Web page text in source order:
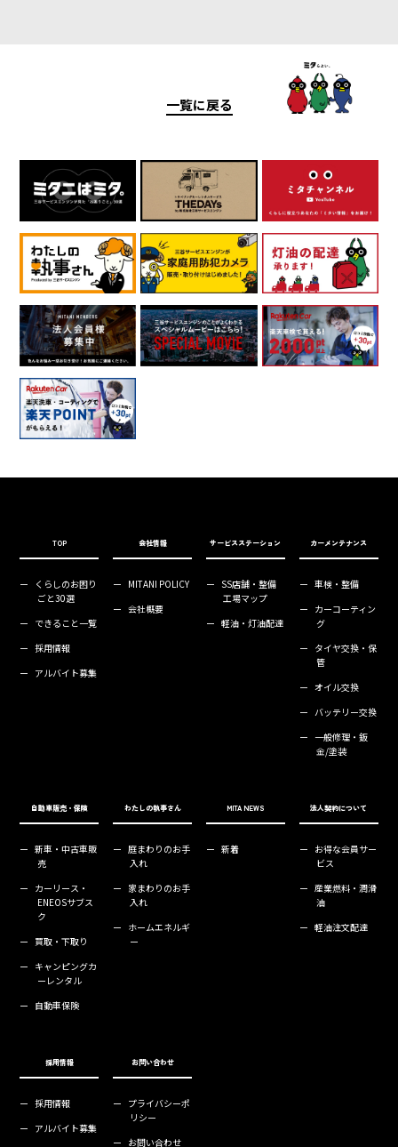
一覧に戻る
TOP
ー
くらしのお困り
ごと30選
ー できること一覧
ー 採用情報
ー アルバイト募集
会社情報
ー MITANI POLICY
ー 会社概要
サービスステーション
ー SS店舗・整備
工場マップ
ー 軽油・灯油配達
カーメンテナンス
ー 車検・整備
ー カーコーティン
グ
ー タイヤ交換・保
管
ー オイル交換
ー バッテリー交換
ー 一般修理・鈑
金/塗装
自動車販売・保険
ー 新車・中古車販
売
ー カーリース・
ENEOSサブス
ク
ー 買取・下取り
ー キャンピングカ
ーレンタル
ー 自動車保険
わたしの執事さん
ー 庭まわりのお手
入れ
ー 家まわりのお手
入れ
ー ホームエネルギ
ー
MITA NEWS
ー 新着
法人契約について
ー お得な会員サー
ビス
ー 産業燃料・潤滑
油
ー 軽油注文配達
採用情報
ー 採用情報
ー アルバイト募集
お問い合わせ
ー プライバシーポ
リシー
ー お問い合わせ